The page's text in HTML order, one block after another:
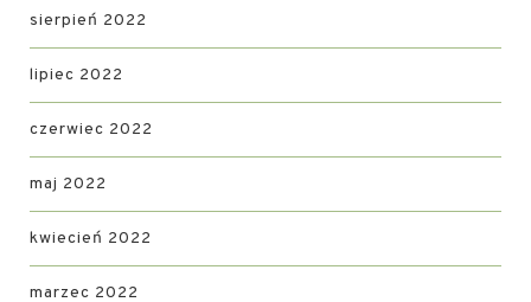
sierpień 2022
lipiec 2022
czerwiec 2022
maj 2022
kwiecień 2022
marzec 2022